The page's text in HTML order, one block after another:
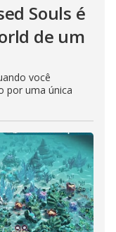
Souls é
de um
você
por uma única